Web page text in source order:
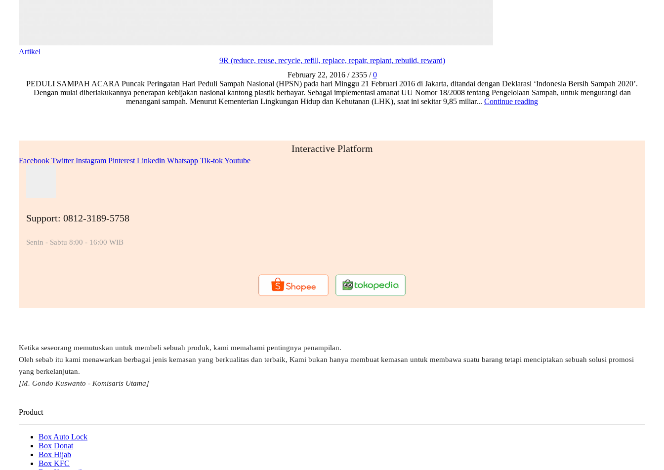
Artikel
9R (reduce, reuse, recycle, refill, replace, repair, replant, rebuild, reward)
February 22, 2016 / 2355 / 0
PEDULI SAMPAH ACARA Puncak Peringatan Hari Peduli Sampah Nasional (HPSN) pada hari Minggu 21 Februari 2016 di Jakarta, ditandai dengan Deklarasi ‘Indonesia Bersih Sampah 2020’.
Dengan mulai diberlakukannya penerapan kebijakan nasional kantong plastik berbayar. Sebagai implementasi amanat UU Nomor 18/2008 tentang Pengelolaan Sampah, untuk mengurangi dan
menangani sampah. Menurut Kementerian Lingkungan Hidup dan Kehutanan (LHK), saat ini sekitar 9,85 miliar... Continue reading
Interactive Platform
Facebook Twitter Instagram Pinterest Linkedin Whatsapp Tik-tokYoutube
Support: 0812-3189-5758
Senin - Sabtu 8:00 - 16:00 WIB
Ketika seseorang memutuskan untuk membeli sebuah produk, kami memahami pentingnya penampilan.
Oleh sebab itu kami menawarkan berbagai jenis kemasan yang berkualitas dan terbaik, Kami bukan hanya membuat kemasan untuk membawa suatu barang tetapi menciptakan sebuah solusi promosi
yang berkelanjutan.
[M. Gondo Kuswanto - Komisaris Utama]
Product
Box Auto Lock
Box Donat
Box Hijab
Box KFC